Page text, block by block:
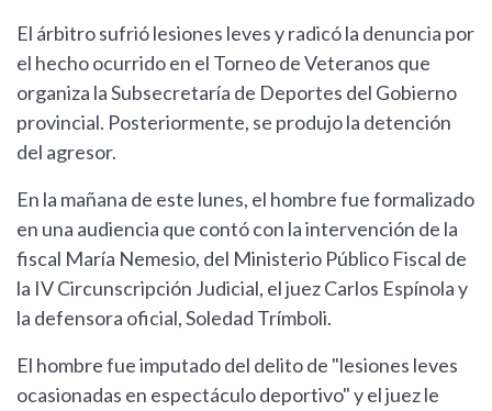
El árbitro sufrió lesiones leves y radicó la denuncia por
el hecho ocurrido en el Torneo de Veteranos que
organiza la Subsecretaría de Deportes del Gobierno
provincial. Posteriormente, se produjo la detención
del agresor.
En la mañana de este lunes, el hombre fue formalizado
en una audiencia que contó con la intervención de la
fiscal María Nemesio, del Ministerio Público Fiscal de
la IV Circunscripción Judicial, el juez Carlos Espínola y
la defensora oficial, Soledad Trímboli.
El hombre fue imputado del delito de "lesiones leves
ocasionadas en espectáculo deportivo" y el juez le